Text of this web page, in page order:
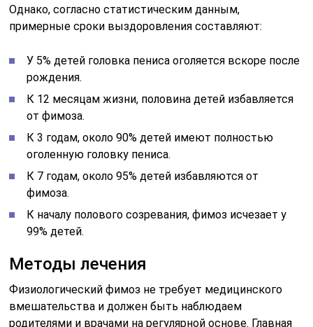
Однако, согласно статистическим данным,
примерные сроки выздоровления составляют:
У 5% детей головка пениса оголяется вскоре после
рождения.
К 12 месяцам жизни, половина детей избавляется
от фимоза.
К 3 годам, около 90% детей имеют полностью
оголенную головку пениса.
К 7 годам, около 95% детей избавляются от
фимоза.
К началу полового созревания, фимоз исчезает у
99% детей.
Методы лечения
Физиологический фимоз не требует медицинского
вмешательства и должен быть наблюдаем
родителями и врачами на регулярной основе. Главная